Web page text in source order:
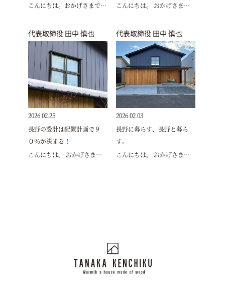
こんにちは。おかげさまで…
こんにちは。 おかげさま…
代表取締役 田中 慎也
2026.02.25
長野の設計は配置計画で９
０％が決まる！
こんにちは。 おかげさま…
代表取締役 田中 慎也
2026.02.03
長野に暮らす、長野と暮ら
す。
こんにちは。 おかげさま…